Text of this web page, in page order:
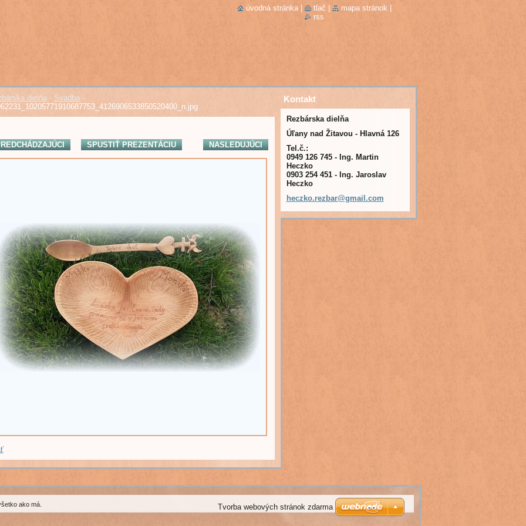
dielňa - Svadba -
SPUSTIŤ PREZENTÁCIU NASLEDUJÚCI
Kontakt
Rezbárska dielňa
Úľany nad Žitavou - Hlavná 126
Tel.č.:
0949 126 745 - Ing. Martin
Heczko
0903 254 451 - Ing. Jaroslav
Heczko
heczko.rezbar@gmail.com
úvodná stránka tlač mapa stránok
rss
ako má. Tvorba webových stránok zdarma